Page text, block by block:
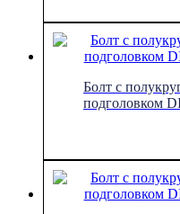
Болт с
подголовком